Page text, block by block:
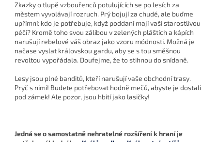
Zkazky o tlupě vzbouřenců potulujících se po lesích za
městem vyvolávají rozruch. Prý bojují za chudé, ale buďme
upřímní: kdo je potřebuje, když poddaní mají vaši starostlivou
péči? Kromě toho svou zálibou v zelených pláštích a kápích
narušují rebelové váš obraz jako vzoru módnosti. Možná je
načase vyslat královskou gardu, aby se s tou směšnou
revoltou vypořádala. Doufejme, že to stihnou do snídaně.
Lesy jsou plné banditů, kteří narušují vaše obchodní trasy.
Pryč s nimi! Budete potřebovat hodně mečů, abyste je dostali
pod zámek! Ale pozor, jsou hbití jako lasičky!
Jedná se o samostatně nehratelné rozšíření k hraní je